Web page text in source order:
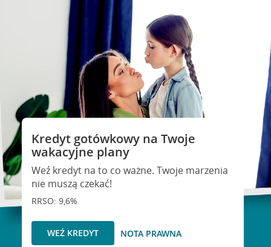
Kredyt gotówkowy na Twoje
wakacyjne plany
Weź kredyt na to co ważne. Twoje marzenia
nie muszą czekać!
RRSO: 9,6%
WEŹ KREDYT NOTA PRAWNA